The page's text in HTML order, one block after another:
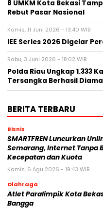
8 UMKM Kota Bekasi
Rebut Pasar Nasional
Kamis, 11 Juni 2026 - 13:40 WIB
IEE Series 2026 Digelar
Rabu, 3 Juni 2026 - 18:02 WIB
Polda Riau Ungkap 1.333
Tersangka Berhasil
BERITA TERBARU
Bisnis
SMARTFREN Luncurkan
Semarang, Internet Tanpa
Kecepatan dan Kuota
Kamis, 6 Agu 2026 - 19:43 WIB
Olahraga
Atlet Paralimpik Kota
Bangga